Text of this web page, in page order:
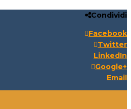
Condividi
Facebook
Twitter
LinkedIn
Google+
Email